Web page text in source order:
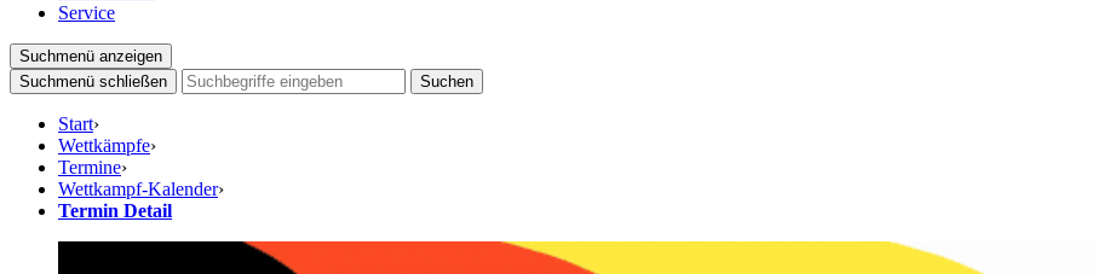
Service
Suchmenü anzeigen
Suchmenü schließen
Suchen
Start›
Wettkämpfe›
Termine›
Wettkampf-Kalender›
Termin Detail